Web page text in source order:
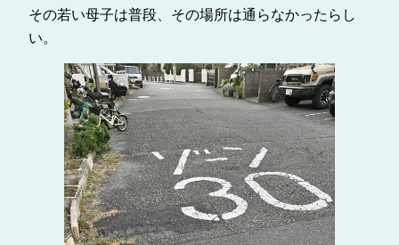
その若い母子は普段、その場所は通らなかったらし
い。